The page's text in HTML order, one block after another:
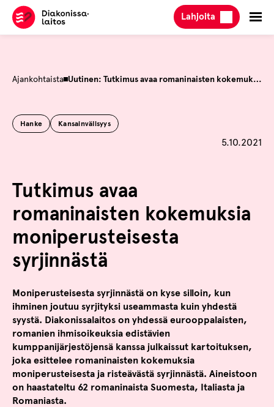
Hyppää
sisältöön
Lahjoita
Ajankohtaista Uutinen: Tutkimus avaa romaninaisten kokemuksia moniperusteisesta syrjinnästä
Hanke Kansainvälisyys
Julkaistu
5.10.2021
Tutkimus avaa
romaninaisten kokemuksia
moniperusteisesta
syrjinnästä
Moniperusteisesta syrjinnästä on kyse silloin, kun
ihminen joutuu syrjityksi useammasta kuin yhdestä
syystä. Diakonissalaitos on yhdessä eurooppalaisten,
romanien ihmisoikeuksia edistävien
kumppanijärjestöjensä kanssa julkaissut kartoituksen,
joka esittelee romaninaisten kokemuksia
moniperusteisesta ja risteävästä syrjinnästä. Aineistoon
on haastateltu 62 romaninaista Suomesta, Italiasta ja
Romaniasta.